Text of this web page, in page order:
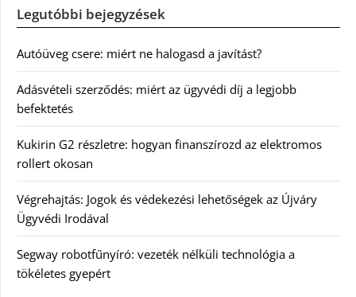
Legutóbbi bejegyzések
Autóüveg csere: miért ne halogasd a javítást?
Adásvételi szerződés: miért az ügyvédi díj a legjobb
befektetés
Kukirin G2 részletre: hogyan finanszírozd az elektromos
rollert okosan
Végrehajtás: Jogok és védekezési lehetőségek az Újváry
Ügyvédi Irodával
Segway robotfűnyíró: vezeték nélküli technológia a
tökéletes gyepért